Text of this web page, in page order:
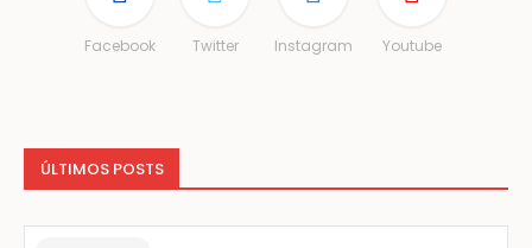
Facebook Twitter Instagram Youtube
ÚLTIMOS POSTS